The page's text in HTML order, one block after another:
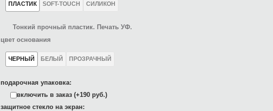
ПЛАСТИК SOFT-TOUCH СИЛИКОН
Тонкий прочный пластик. Печать УФ.
цвет основания
ЧЕРНЫЙ БЕЛЫЙ ПРОЗРАЧНЫЙ
подарочная упаковка:
включить в заказ (+190 руб.)
защитное стекло на экран: